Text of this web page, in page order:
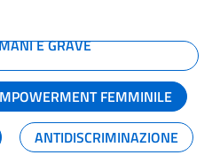
E GRAVE
FEMMINILE
ANTIDISCRIMINAZIONE